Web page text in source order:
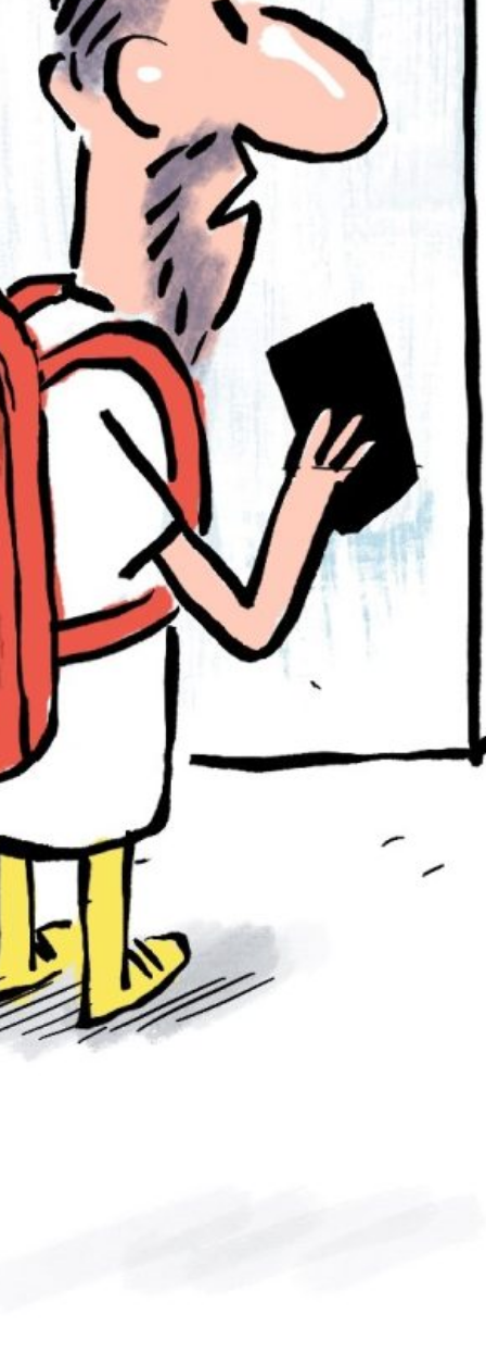
PB#486 01 de maio de 2025
PB#485